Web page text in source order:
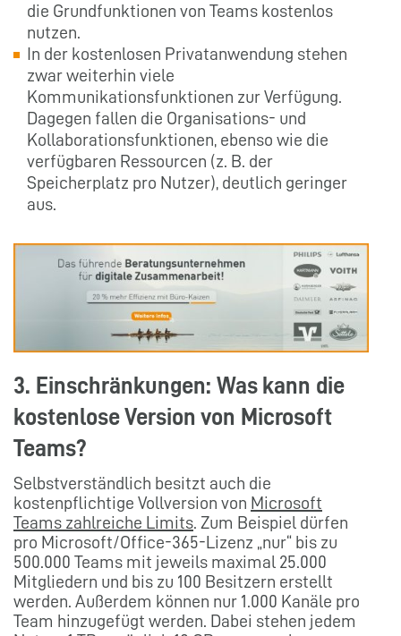
die Grundfunktionen von Teams kostenlos
nutzen.
In der kostenlosen Privatanwendung stehen
zwar weiterhin viele
Kommunikationsfunktionen zur Verfügung.
Dagegen fallen die Organisations- und
Kollaborationsfunktionen, ebenso wie die
verfügbaren Ressourcen (z. B. der
Speicherplatz pro Nutzer), deutlich geringer
aus.
3. Einschränkungen: Was kann die
kostenlose Version von Microsoft
Teams?
Selbstverständlich besitzt auch die
kostenpflichtige Vollversion von Microsoft
Teams zahlreiche Limits. Zum Beispiel dürfen
pro Microsoft/Office-365-Lizenz „nur“ bis zu
500.000 Teams mit jeweils maximal 25.000
Mitgliedern und bis zu 100 Besitzern erstellt
werden. Außerdem können nur 1.000 Kanäle pro
Team hinzugefügt werden. Dabei stehen jedem